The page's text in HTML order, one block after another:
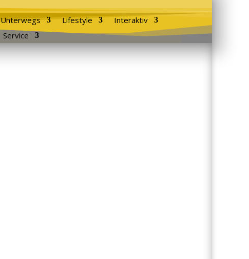
Unterwegs Lifestyle
Interaktiv
Service